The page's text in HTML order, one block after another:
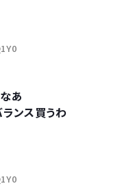
あ
ンス買うわ